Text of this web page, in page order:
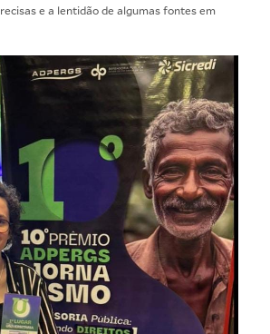
e a lentidão de algumas fontes em